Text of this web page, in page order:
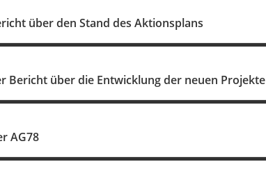
über den Stand des Aktionsplans
Bericht über die Entwicklung der neuen Projekte
AG78